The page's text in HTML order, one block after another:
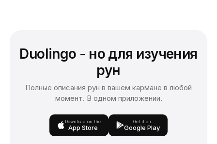
Duolingo - но для изучения
рун
Полные описания рун в вашем кармане в любой
момент. В одном приложении.
Download on the
App Store
Get it on
Google Play